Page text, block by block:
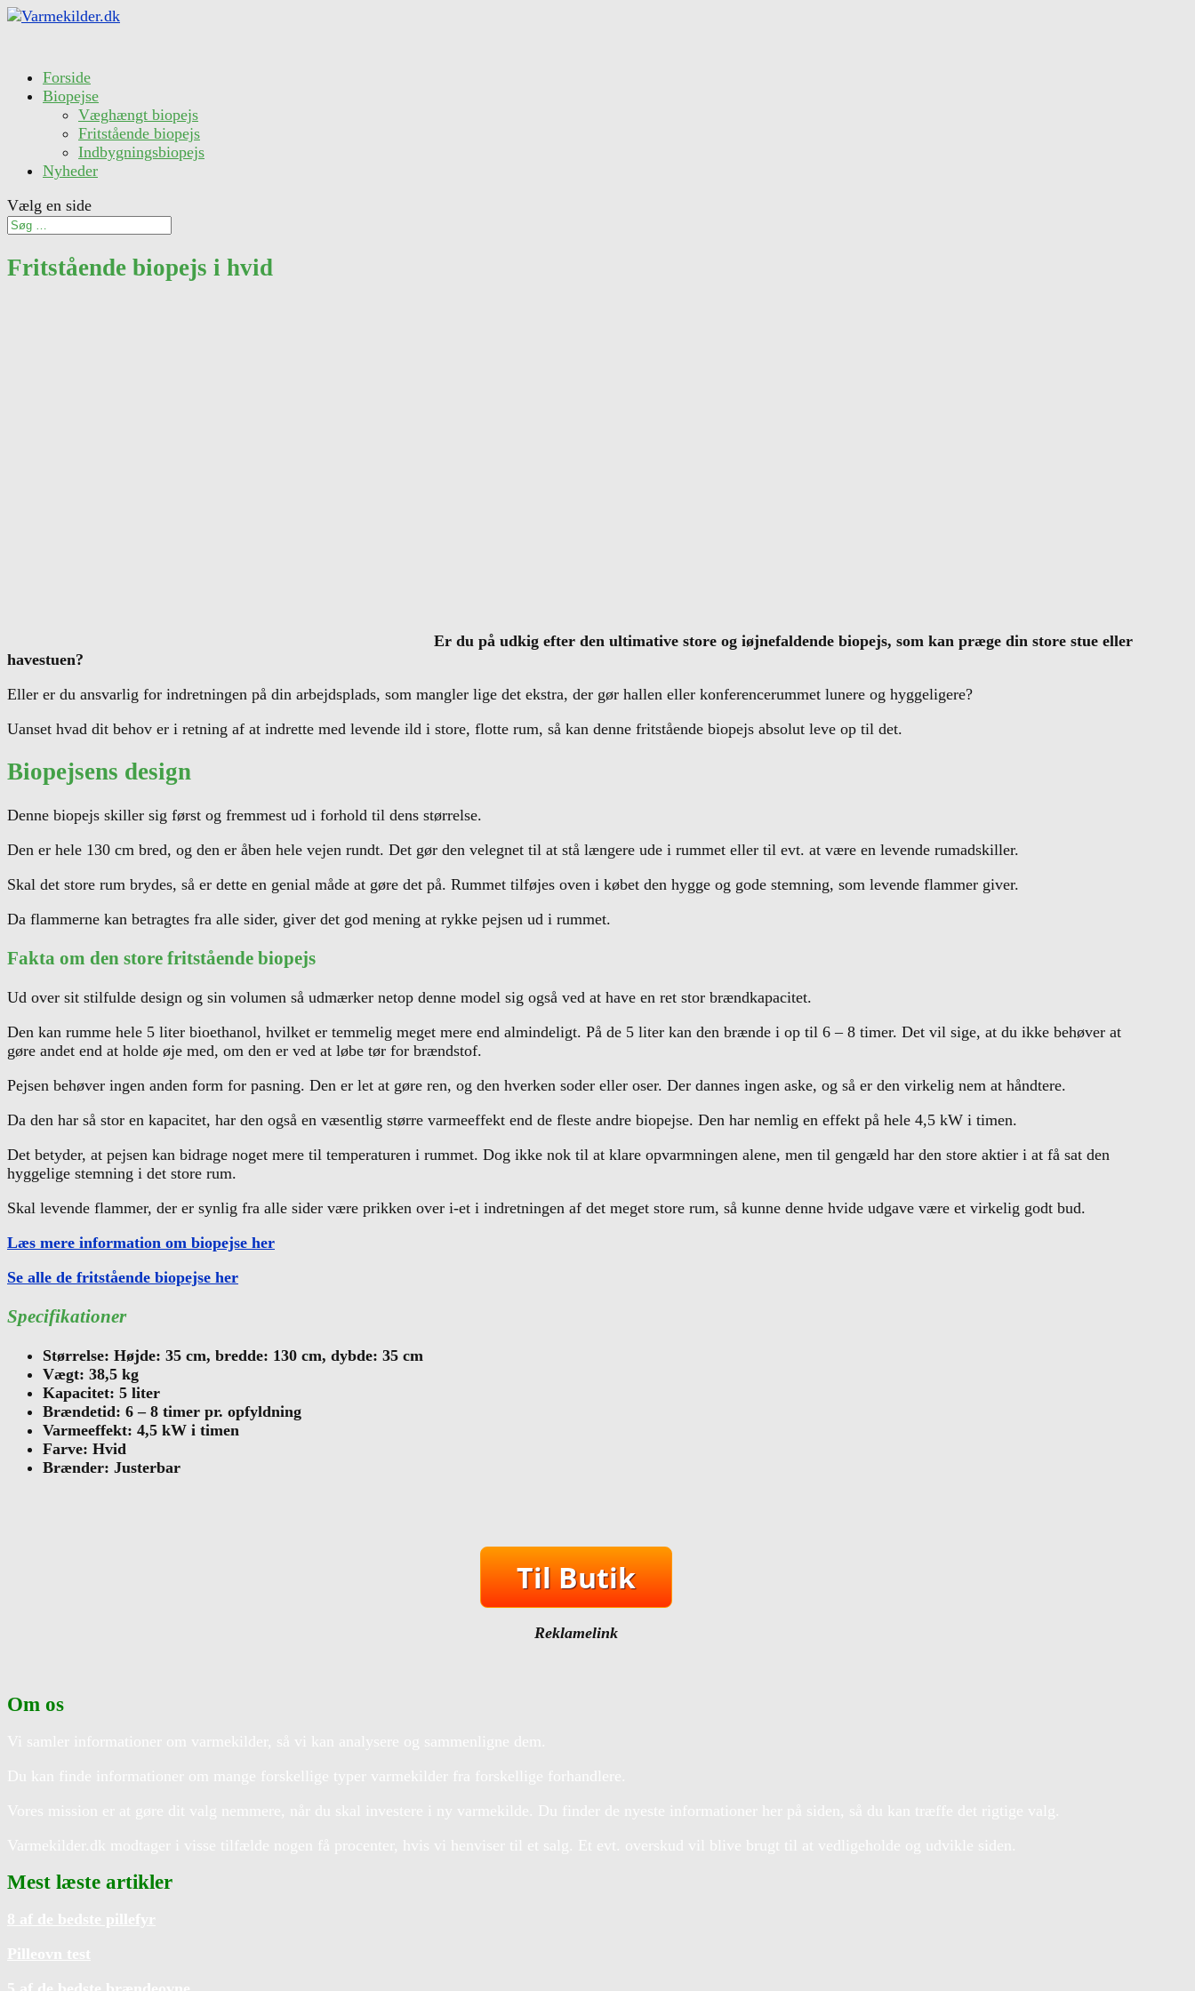
Forside
Biopejse
Væghængt biopejs
Fritstående biopejs
Indbygningsbiopejs
Nyheder
Vælg en side
Fritstående biopejs i hvid
Er du på udkig efter den ultimative store og iøjnefaldende biopejs, som kan præge din store stue eller
havestuen?
Eller er du ansvarlig for indretningen på din arbejdsplads, som mangler lige det ekstra, der gør hallen eller konferencerummet lunere og hyggeligere?
Uanset hvad dit behov er i retning af at indrette med levende ild i store, flotte rum, så kan denne fritstående biopejs absolut leve op til det.
Biopejsens design
Denne biopejs skiller sig først og fremmest ud i forhold til dens størrelse.
Den er hele 130 cm bred, og den er åben hele vejen rundt. Det gør den velegnet til at stå længere ude i rummet eller til evt. at være en levende rumadskiller.
Skal det store rum brydes, så er dette en genial måde at gøre det på. Rummet tilføjes oven i købet den hygge og gode stemning, som levende flammer giver.
Da flammerne kan betragtes fra alle sider, giver det god mening at rykke pejsen ud i rummet.
Fakta om den store fritstående biopejs
Ud over sit stilfulde design og sin volumen så udmærker netop denne model sig også ved at have en ret stor brændkapacitet.
Den kan rumme hele 5 liter bioethanol, hvilket er temmelig meget mere end almindeligt. På de 5 liter kan den brænde i op til 6 – 8 timer. Det vil sige, at du ikke behøver at
gøre andet end at holde øje med, om den er ved at løbe tør for brændstof.
Pejsen behøver ingen anden form for pasning. Den er let at gøre ren, og den hverken soder eller oser. Der dannes ingen aske, og så er den virkelig nem at håndtere.
Da den har så stor en kapacitet, har den også en væsentlig større varmeeffekt end de fleste andre biopejse. Den har nemlig en effekt på hele 4,5 kW i timen.
Det betyder, at pejsen kan bidrage noget mere til temperaturen i rummet. Dog ikke nok til at klare opvarmningen alene, men til gengæld har den store aktier i at få sat den
hyggelige stemning i det store rum.
Skal levende flammer, der er synlig fra alle sider være prikken over i-et i indretningen af det meget store rum, så kunne denne hvide udgave være et virkelig godt bud.
Læs mere information om biopejse her
Se alle de fritstående biopejse her
Specifikationer
Størrelse: Højde: 35 cm, bredde: 130 cm, dybde: 35 cm
Vægt: 38,5 kg
Kapacitet: 5 liter
Brændetid: 6 – 8 timer pr. opfyldning
Varmeeffekt: 4,5 kW i timen
Farve: Hvid
Brænder: Justerbar
Til Butik
Reklamelink
Om os
Mest læste artikler